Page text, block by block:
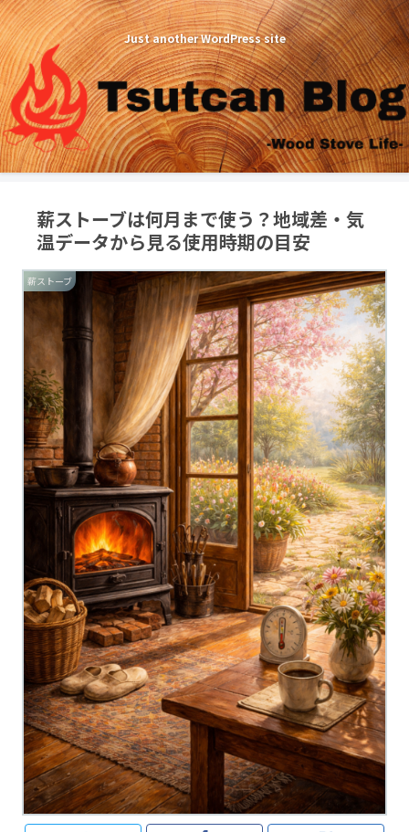
Just another WordPress site
薪ストーブは何月まで使う？地域差・気
温データから見る使用時期の目安
薪ストーブ